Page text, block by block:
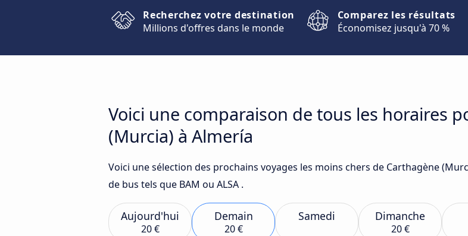
Recherchez votre destination
Millions d'offres dans le monde
Comparez les résultats
Économisez jusqu'à 70 %
Voici une comparaison de tous les horaires
(Murcia) à Almería
Voici une sélection des prochains voyages les moins chers de Carthagène
de bus tels que BAM ou ALSA .
Aujourd'hui
20 €
Demain
20 €
Samedi Dimanche
20 €